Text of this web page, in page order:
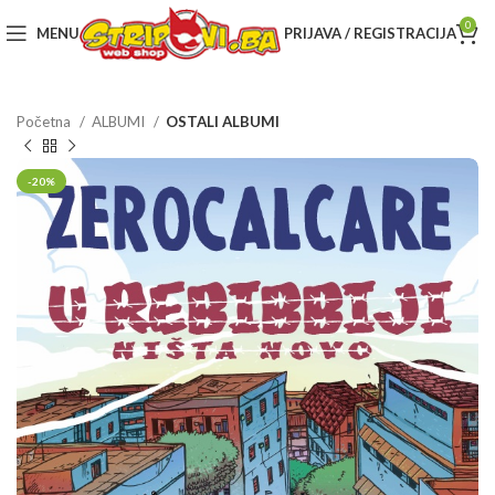
MENU PRIJAVA / REGISTRACIJA 0
Početna ALBUMI OSTALI ALBUMI
-20%